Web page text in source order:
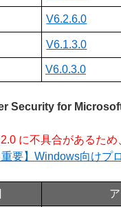
V6.2.6.0
V6.1.3.0
V6.0.3.0
Security for
に不具合があるた
重要】Windows向け